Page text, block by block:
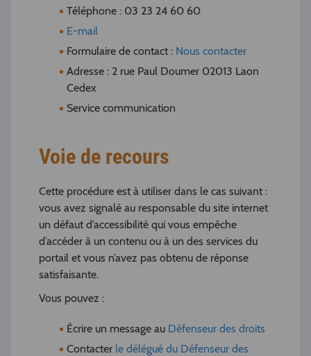
Téléphone : 03 23 24 60 60
E-mail
Formulaire de contact : Nous contacter
Adresse : 2 rue Paul Doumer 02013 Laon
Cedex
Service communication
Voie de recours
Cette procédure est à utiliser dans le cas suivant :
vous avez signalé au responsable du site internet
un défaut d’accessibilité qui vous empêche
d’accéder à un contenu ou à un des services du
portail et vous n’avez pas obtenu de réponse
satisfaisante.
Vous pouvez :
Écrire un message au Défenseur des droits
Contacter le délégué du Défenseur des